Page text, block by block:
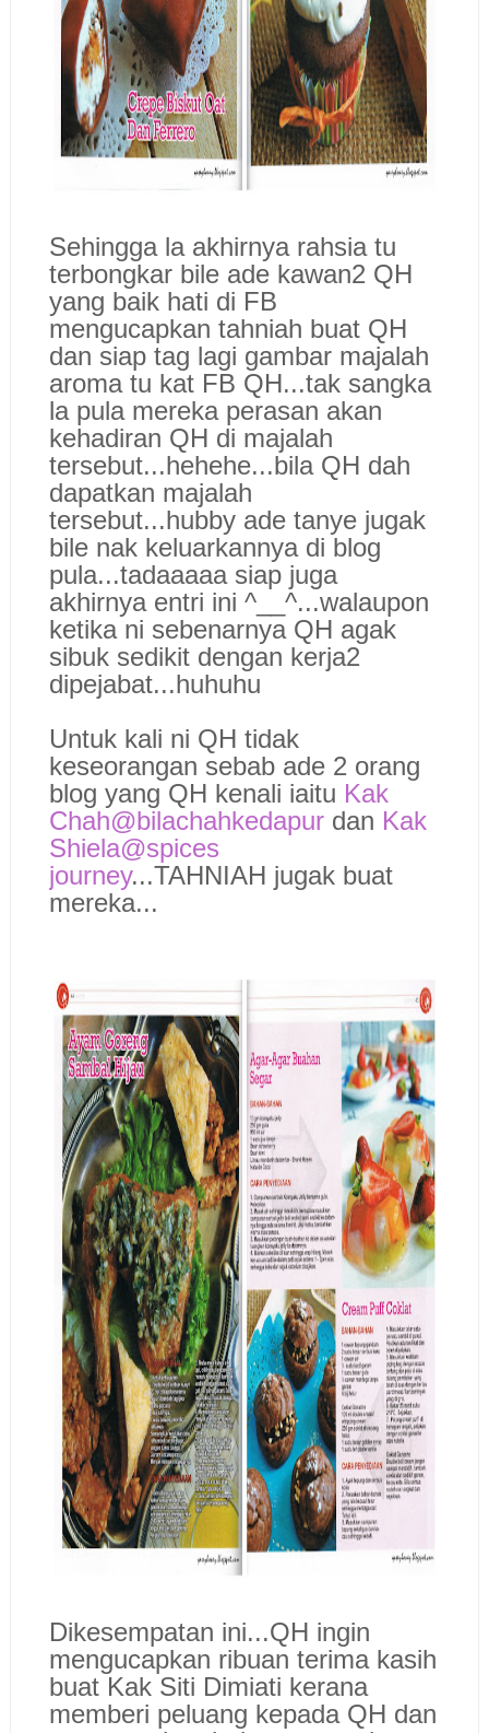
Sehingga la akhirnya rahsia tu
terbongkar bile ade kawan2 QH
yang baik hati di FB
mengucapkan tahniah buat QH
dan siap tag lagi gambar majalah
aroma tu kat FB QH...tak sangka
la pula mereka perasan akan
kehadiran QH di majalah
tersebut...hehehe...bila QH dah
dapatkan majalah
tersebut...hubby ade tanye jugak
bile nak keluarkannya di blog
pula...tadaaaaa siap juga
akhirnya entri ini ^__^...walaupon
ketika ni sebenarnya QH agak
sibuk sedikit dengan kerja2
dipejabat...huhuhu
Untuk kali ni QH tidak
keseorangan sebab ade 2 orang
blog yang QH kenali iaitu Kak
Chah@bilachahkedapurdan Kak
Shiela@spices
journey...TAHNIAH jugak buat
mereka...
Dikesempatan ini...QH ingin
mengucapkan ribuan terima kasih
buat Kak Siti Dimiati kerana
memberi peluang kepada QH dan